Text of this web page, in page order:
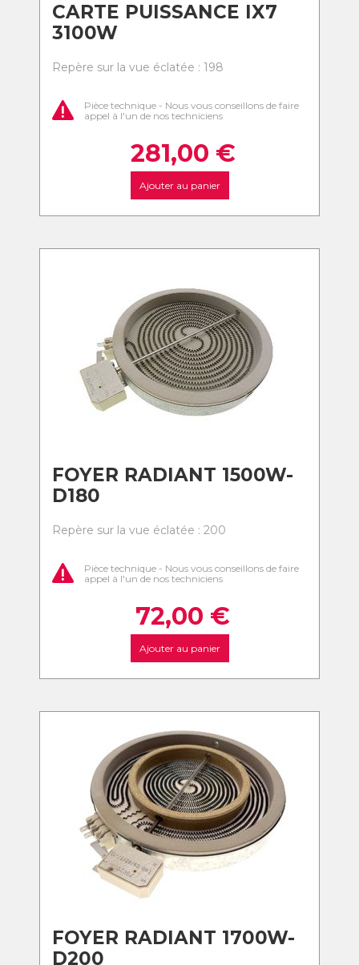
CARTE PUISSANCE IX7
3100W
Repère sur la vue éclatée : 198
Pièce technique - Nous vous conseillons de faire
appel à l'un de nos techniciens
281,00 €
Ajouter au panier
FOYER RADIANT 1500W-
D180
Repère sur la vue éclatée : 200
Pièce technique - Nous vous conseillons de faire
appel à l'un de nos techniciens
72,00 €
Ajouter au panier
FOYER RADIANT 1700W-
D200